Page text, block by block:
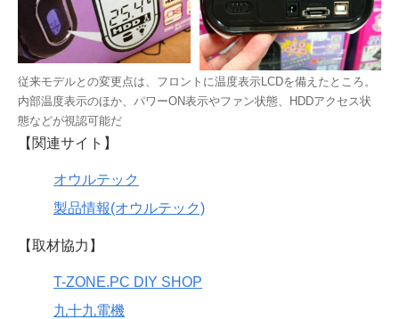
従来モデルとの変更点は、フロントに温度表示LCDを備えたところ。
内部温度表示のほか、パワーON表示やファン状態、HDDアクセス状
態などが視認可能だ
【関連サイト】
オウルテック
製品情報(オウルテック)
【取材協力】
T-ZONE.PC DIY SHOP
九十九電機